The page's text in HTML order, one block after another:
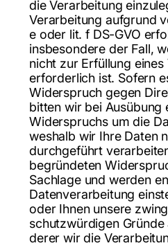
die Verarbeitung
Verarbeitung aufgrund
e oder lit. f DS-GVO
insbesondere der Fall,
nicht zur Erfüllung eines
erforderlich ist. Sofern
Widerspruch gegen
bitten wir bei Ausübung
Widerspruchs um die
weshalb wir Ihre Daten
durchgeführt
begründeten
Sachlage und werden
Datenverarbeitung
oder Ihnen unsere
schutzwürdigen Gründe
derer wir die